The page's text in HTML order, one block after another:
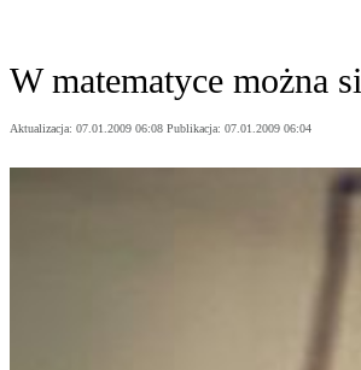
W matematyce można
Aktualizacja: 07.01.2009 06:08 Publikacja: 07.01.2009 06:04